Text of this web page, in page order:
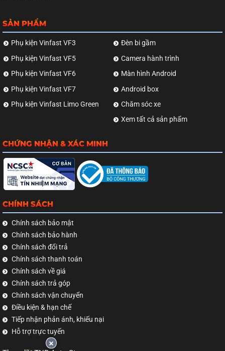
SẢN PHẨM
Phụ kiện Vinfast VF3
Phụ kiện Vinfast VF5
Phụ kiện Vinfast VF6
Phụ kiện Vinfast VF7
Phụ kiện Vinfast Limo Green
Đèn bi gầm
Camera hành trình
Màn hình Android
Android box
Chăm sóc xe
Xem tất cả sản phẩm
CHỨNG NHẬN & XÁC MINH
CHÍNH SÁCH
Chính sách bảo mật
Chính sách bảo hành
Chính sách đổi trả
Chính sách thanh toán
Chính sách về giá
Chính sách trả góp
Chính sách vận chuyển
Điều kiện & hạn chế
Tiếp nhận phản ánh, khiếu nại
Hỗ trợ trực tuyến